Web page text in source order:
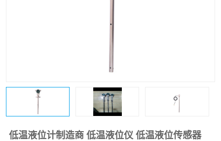
低温液位计制造商 低温液位仪 低温液位传感器
流量仪表 加油站液位仪